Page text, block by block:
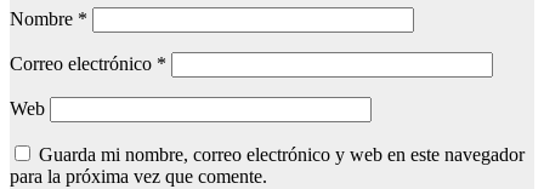
Nombre *
Correo electrónico *
Web
Guarda mi nombre, correo electrónico y web en este navegador
para la próxima vez que comente.